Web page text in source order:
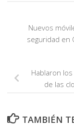
Nuevos
seguridad en
Hablaron
de las
TAMBIÉN